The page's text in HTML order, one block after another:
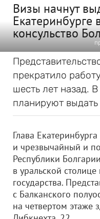
Визы начнут
Екатеринбурге
консульство
прекратило
шесть лет назад.
планируют
Глава
и чрезвычайный и
Республики
в уральской
государства.
с Балканского
на четвертом этаже